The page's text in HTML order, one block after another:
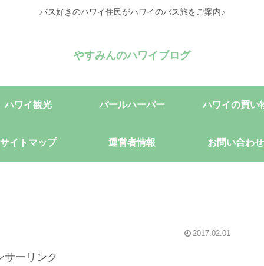
バス好きのハワイ住民がハワイのバス旅をご案内♪
やすみんのハワイブログ
ハワイ観光 パールハーバー ハワイの買い
サイトマップ 運営者情報 お問い合わせ
2017.02.01
サーリンク